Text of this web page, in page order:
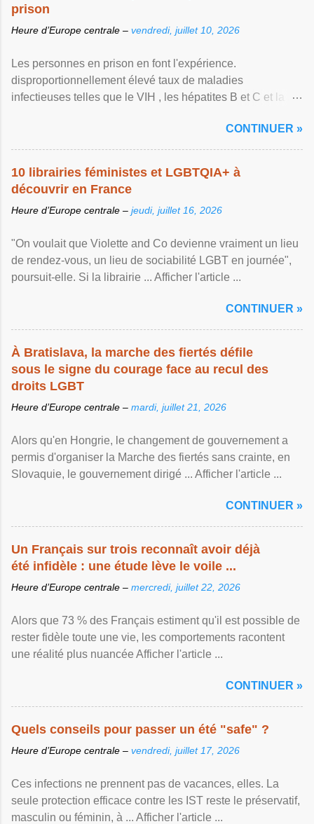
prison
Heure d’Europe centrale – vendredi, juillet 10, 2026
Les personnes en prison en font l'expérience.
disproportionnellement élevé taux de maladies
infectieuses telles que le VIH , les hépatites B et C et la ...
CONTINUER »
10 librairies féministes et LGBTQIA+ à
découvrir en France
Heure d’Europe centrale – jeudi, juillet 16, 2026
"On voulait que Violette and Co devienne vraiment un lieu
de rendez-vous, un lieu de sociabilité LGBT en journée",
poursuit-elle. Si la librairie ... Afficher l'article ...
CONTINUER »
À Bratislava, la marche des fiertés défile
sous le signe du courage face au recul des
droits LGBT
Heure d’Europe centrale – mardi, juillet 21, 2026
Alors qu'en Hongrie, le changement de gouvernement a
permis d'organiser la Marche des fiertés sans crainte, en
Slovaquie, le gouvernement dirigé ... Afficher l'article ...
CONTINUER »
Un Français sur trois reconnaît avoir déjà
été infidèle : une étude lève le voile ...
Heure d’Europe centrale – mercredi, juillet 22, 2026
Alors que 73 % des Français estiment qu'il est possible de
rester fidèle toute une vie, les comportements racontent
une réalité plus nuancée Afficher l'article ...
CONTINUER »
Quels conseils pour passer un été "safe" ?
Heure d’Europe centrale – vendredi, juillet 17, 2026
Ces infections ne prennent pas de vacances, elles. La
seule protection efficace contre les IST reste le préservatif,
masculin ou féminin, à ... Afficher l'article ...